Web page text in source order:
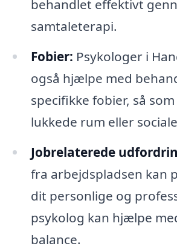
behandlet effektivt
samtaleterapi.
Fobier: Psykologer i
også hjælpe med
specifikke fobier, så
lukkede rum eller
Jobrelaterede
fra arbejdspladsen kan
dit personlige og
psykolog kan hjælpe
balance.